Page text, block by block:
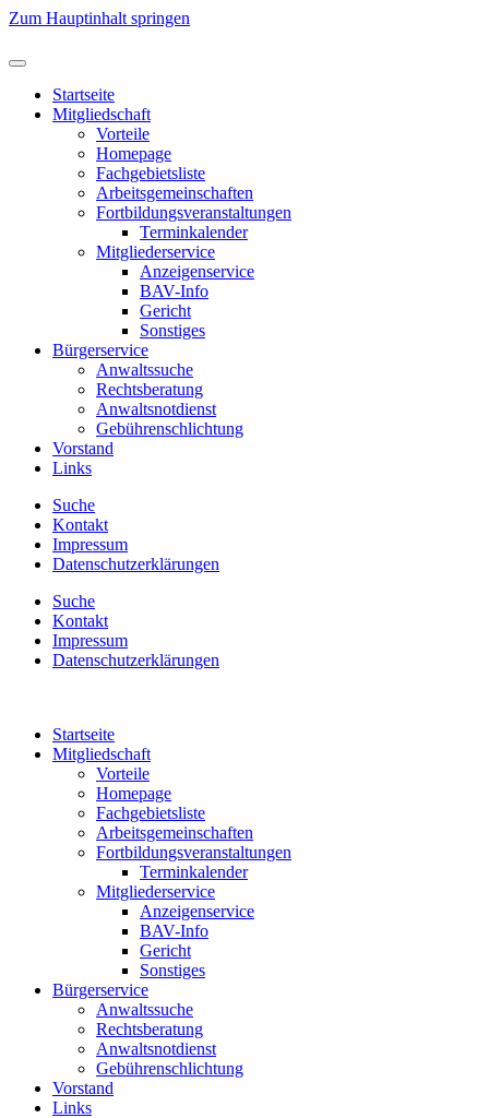
Zum Hauptinhalt springen
Startseite
Mitgliedschaft
Vorteile
Homepage
Fachgebietsliste
Arbeitsgemeinschaften
Fortbildungsveranstaltungen
Terminkalender
Mitgliederservice
Anzeigenservice
BAV-Info
Gericht
Sonstiges
Bürgerservice
Anwaltssuche
Rechtsberatung
Anwaltsnotdienst
Gebührenschlichtung
Vorstand
Links
Suche
Kontakt
Impressum
Datenschutzerklärungen
Suche
Kontakt
Impressum
Datenschutzerklärungen
Startseite
Mitgliedschaft
Vorteile
Homepage
Fachgebietsliste
Arbeitsgemeinschaften
Fortbildungsveranstaltungen
Terminkalender
Mitgliederservice
Anzeigenservice
BAV-Info
Gericht
Sonstiges
Bürgerservice
Anwaltssuche
Rechtsberatung
Anwaltsnotdienst
Gebührenschlichtung
Vorstand
Links